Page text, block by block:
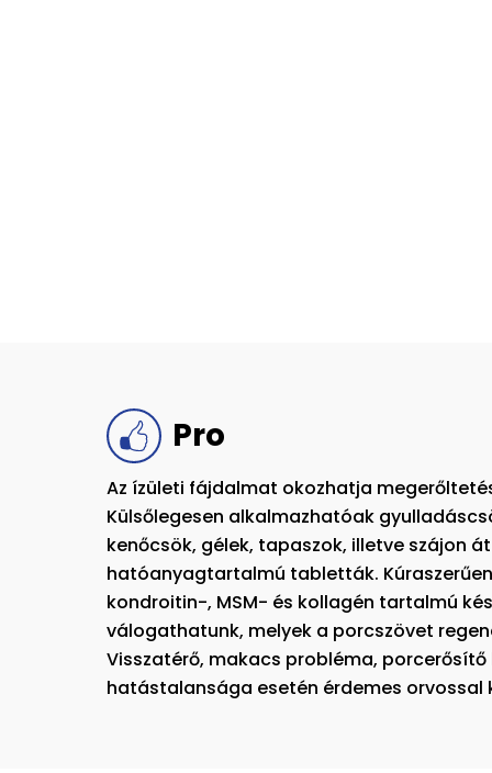
Pro
Az ízületi fájdalmat okozhatja
Külsőlegesen alkalmazhatóak
kenőcsök, gélek, tapaszok, illetve szájon
hatóanyagtartalmú tabletták.
kondroitin-, MSM- és kollagén tartalmú
válogathatunk, melyek a porcszövet
Visszatérő, makacs probléma,
hatástalansága esetén érdemes orvossal